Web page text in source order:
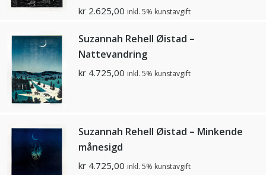
kr 2.625,00 inkl. 5% kunstavgift
Suzannah Rehell Øistad –
Nattevandring
kr 4.725,00 inkl. 5% kunstavgift
Suzannah Rehell Øistad – Minkende
månesigd
kr 4.725,00 inkl. 5% kunstavgift